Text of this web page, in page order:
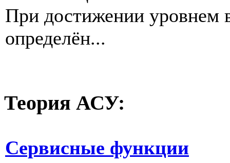
При достижении уровнем
определён...
Теория АСУ:
Сервисные функции